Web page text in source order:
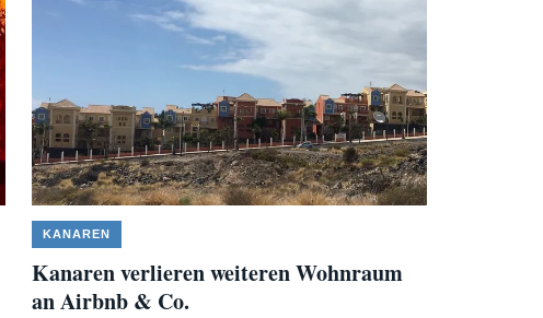
KANAREN
Kanaren verlieren weiteren Wohnraum
an Airbnb & Co.